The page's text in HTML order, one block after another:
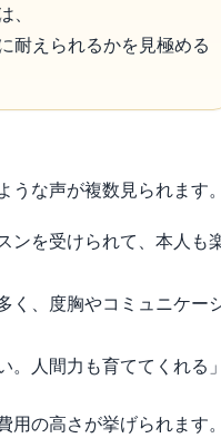
、
耐えられるかを見極める
うな声が複数見られます
ンを受けられて、本人も
く、度胸やコミュニケー
。人間力も育ててくれる
用の高さが挙げられます